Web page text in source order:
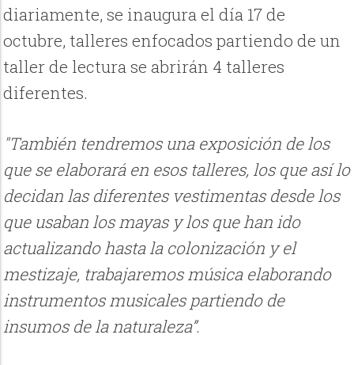
diariamente, se inaugura el día 17 de
octubre, talleres enfocados partiendo de un
taller de lectura se abrirán 4 talleres
diferentes.
"También tendremos una exposición de los
que se elaborará en esos talleres, los que así lo
decidan las diferentes vestimentas desde los
que usaban los mayas y los que han ido
actualizando hasta la colonización y el
mestizaje, trabajaremos música elaborando
instrumentos musicales partiendo de
insumos de la naturaleza”.